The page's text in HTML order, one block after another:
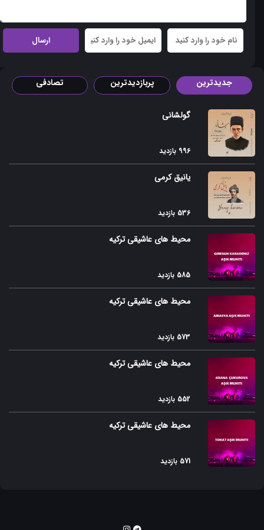
جدیدترین پربازدیدترین تصادفی
گولشانی
996 بازدید
یانیق کرمی
536 بازدید
محیط های عاشیقی ترکیه
585 بازدید
محیط های عاشیقی ترکیه
573 بازدید
محیط های عاشیقی ترکیه
552 بازدید
محیط های عاشیقی ترکیه
571 بازدید
Agbulag
Imran Koroglusu
Goyca qaragozusu
Atustu Karami
Shamshir Sarayi
Leyli Macnun
Badami Shikast
Zulfigaar Dubeytisi
Taxnis-Jahangir
Kurd Gozallamasi
Azafli Dunyasi
Tovuzu
Azafli Gozallamasi
Mazaheri- Roman
Azafli Sariteli
Tabriz Dubeytisi
Azafli Himni